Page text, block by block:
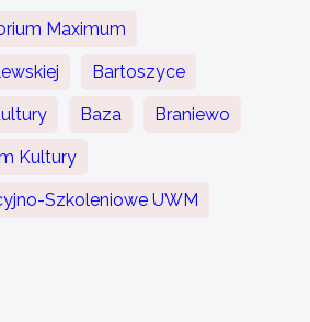
Maximum
Bartoszyce
Baza Braniewo
Kultury
Szkoleniowe UWM